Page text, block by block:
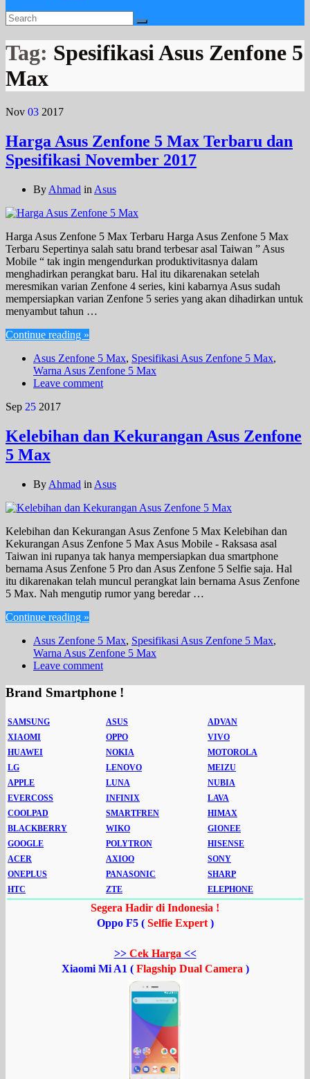
Tag: Spesifikasi Asus Zenfone 5
Max
Nov 03 2017
Harga Asus Zenfone 5 Max Terbaru dan
Spesifikasi November 2017
By Ahmad in Asus
Harga Asus Zenfone 5 Max Terbaru Harga Asus Zenfone 5 Max
Terbaru Sepertinya salah satu brand terbesar asal Taiwan ” Asus
Mobile “ tak ingin mengendurkan produktivitasnya dalam
menghadirkan perangkat baru. Hal itu dikarenakan setelah
meresmikan varian Zenfone 4 series, kini kabarnya Asus sudah
mempersiapkan varian Zenfone 5 series yang akan dihadirkan untuk
menyambut tahun …
Continue reading »
Asus Zenfone 5 Max, Spesifikasi Asus Zenfone 5 Max,
Warna Asus Zenfone 5 Max
Leave comment
Sep 25 2017
Kelebihan dan Kekurangan Asus Zenfone
5 Max
By Ahmad in Asus
Kelebihan dan Kekurangan Asus Zenfone 5 Max Kelebihan dan
Kekurangan Asus Zenfone 5 Max Asus Mobile - Raksasa asal
Taiwan ini rupanya tak hanya mempersiapkan dua smartphone
bernama Asus Zenfone 5 Pro dan Asus Zenfone 5 Selfie saja. Hal
itu dikarenakan telah muncul perangkat lain bernama Asus Zenfone
5 Max. Nah mengutip rumor yang beredar …
Continue reading »
Asus Zenfone 5 Max, Spesifikasi Asus Zenfone 5 Max,
Warna Asus Zenfone 5 Max
Leave comment
Brand Smartphone !
SAMSUNG ASUS
ADVAN
XIAOMI
OPPO
VIVO
HUAWEI
NOKIA
MOTOROLA
LG
LENOVO
MEIZU
APPLE
LUNA
NUBIA
EVERCOSS
INFINIX
LAVA
COOLPAD
SMARTFREN
HIMAX
BLACKBERRY
WIKO
GIONEE
GOOGLE
POLYTRON
HISENSE
ACER
AXIOO
SONY
ONEPLUS
PANASONIC
SHARP
HTC
ZTE ELEPHONE
Segera Hadir di Indonesia !
Oppo F5 ( Selfie Expert)
>>Cek Harga <<
Xiaomi Mi A1 ( Flagship Dual Camera)